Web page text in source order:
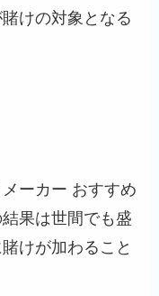
けの対象となる
ーカー おすすめ
果は世間でも盛
けが加わること